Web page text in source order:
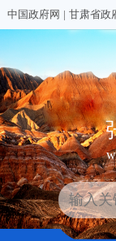
中国政府网 | 甘肃省政